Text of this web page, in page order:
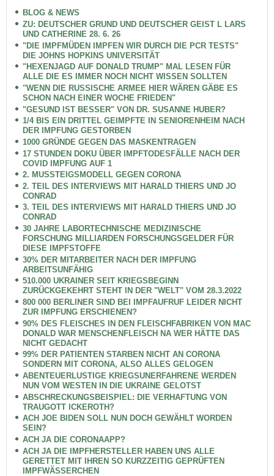
BLOG & NEWS
ZU: DEUTSCHER GRUND UND DEUTSCHER GEIST L LARS
UND CATHERINE 28. 6. 26
"DIE IMPFMÜDEN IMPFEN WIR DURCH DIE PCR TESTS"
DIE JOHNS HOPKINS UNIVERSITÄT
"HEXENJAGD AUF DONALD TRUMP" MAL LESEN FÜR
ALLE DIE ES IMMER NOCH NICHT WISSEN SOLLTEN
"WENN DIE RUSSISCHE ARMEE HIER WÄREN GÄBE ES
SCHON NACH EINER WOCHE FRIEDEN"
"GESUND IST BESSER" VON DR. SUSANNE HUBER?
1/4 BIS EIN DRITTEL GEIMPFTE IN SENIORENHEIM NACH
DER IMPFUNG GESTORBEN
1000 GRÜNDE GEGEN DAS MASKENTRAGEN
17 STUNDEN DOKU ÜBER IMPFTODESFÄLLE NACH DER
COVID IMPFUNG AUF 1
2. MUSSTEIGSMODELL GEGEN CORONA
2. TEIL DES INTERVIEWS MIT HARALD THIERS UND JO
CONRAD
3. TEIL DES INTERVIEWS MIT HARALD THIERS UND JO
CONRAD
30 JAHRE LABORTECHNISCHE MEDIZINISCHE
FORSCHUNG MILLIARDEN FORSCHUNGSGELDER FÜR
DIESE IMPFSTOFFE
30% DER MITARBEITER NACH DER IMPFUNG
ARBEITSUNFÄHIG
510.000 UKRAINER SEIT KRIEGSBEGINN
ZURÜCKGEKEHRT STEHT IN DER "WELT" VOM 28.3.2022
800 000 BERLINER SIND BEI IMPFAUFRUF LEIDER NICHT
ZUR IMPFUNG ERSCHIENEN?
90% DES FLEISCHES IN DEN FLEISCHFABRIKEN VON MAC
DONALD WAR MENSCHENFLEISCH NA WER HÄTTE DAS
NICHT GEDACHT
99% DER PATIENTEN STARBEN NICHT AN CORONA
SONDERN MIT CORONA, ALSO ALLES GELOGEN
ABENTEUERLUSTIGE KRIEGSUNERFAHRENE WERDEN
NUN VOM WESTEN IN DIE UKRAINE GELOTST
ABSCHRECKUNGSBEISPIEL: DIE VERHAFTUNG VON
TRAUGOTT ICKEROTH?
ACH JOE BIDEN SOLL NUN DOCH GEWÄHLT WORDEN
SEIN?
ACH JA DIE CORONAAPP?
ACH JA DIE IMPFHERSTELLER HABEN UNS ALLE
GERETTET MIT IHREN SO KURZZEITIG GEPRÜFTEN
IMPFWÄSSERCHEN